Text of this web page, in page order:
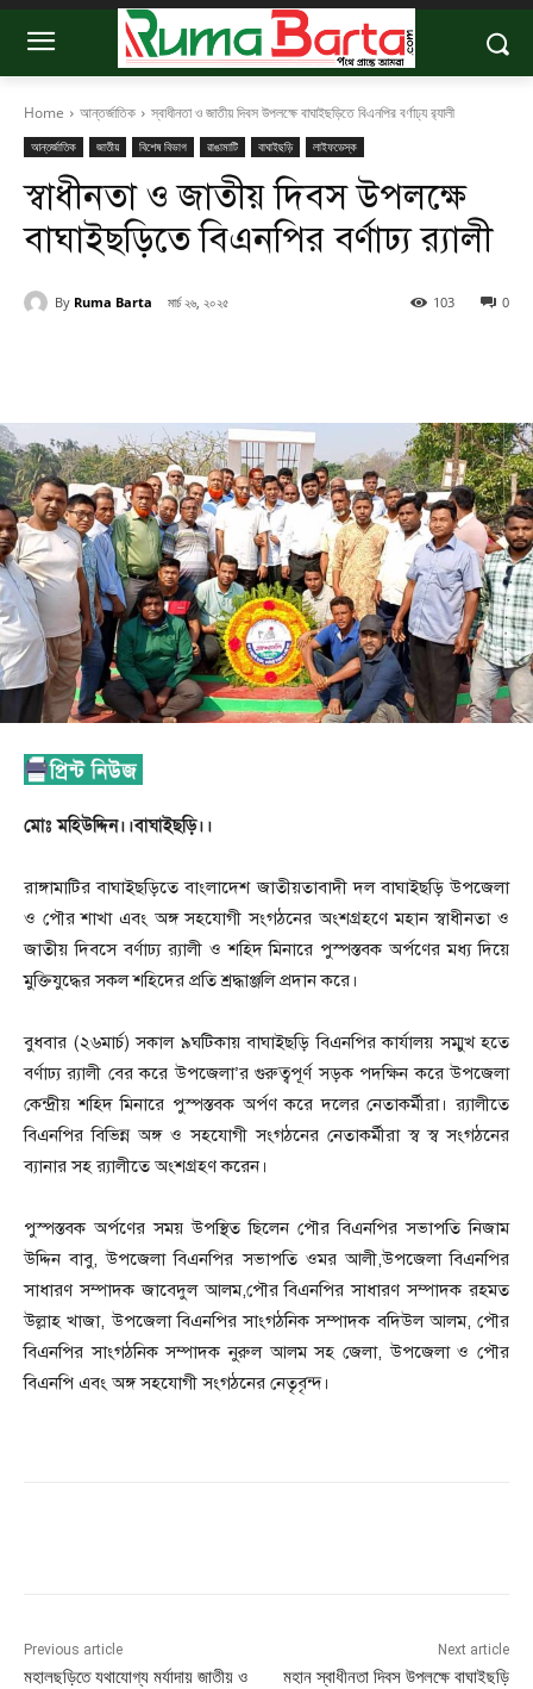
Home আন্তর্জাতিক স্বাধীনতা ও জাতীয় দিবস উপলক্ষে বাঘাইছড়িতে বিএনপির বর্ণাঢ্য র‍্যালী
আন্তর্জাতিক জাতীয় বিশেষ বিভাগ রাঙামাটি বাঘাইছড়ি লাইফডেস্ক
স্বাধীনতা ও জাতীয় দিবস উপলক্ষে
বাঘাইছড়িতে বিএনপির বর্ণাঢ্য র‍্যালী
By Ruma Barta মার্চ ২৬, ২০২৫ 0
103
মোঃ মহিউদ্দিন।।বাঘাইছড়ি।।
রাঙ্গামাটির বাঘাইছড়িতে বাংলাদেশ জাতীয়তাবাদী দল বাঘাইছড়ি উপজেলা
ও পৌর শাখা এবং অঙ্গ সহযোগী সংগঠনের অংশগ্রহণে মহান স্বাধীনতা ও
জাতীয় দিবসে বর্ণাঢ্য র‍্যালী ও শহিদ মিনারে পুস্পস্তবক অর্পণের মধ্য দিয়ে
মুক্তিযুদ্ধের সকল শহিদের প্রতি শ্রদ্ধাঞ্জলি প্রদান করে।
বুধবার (২৬মার্চ) সকাল ৯ঘটিকায় বাঘাইছড়ি বিএনপির কার্যালয় সম্মুখ হতে
বর্ণাঢ্য র‍্যালী বের করে উপজেলা’র গুরুত্বপূর্ণ সড়ক পদক্ষিন করে উপজেলা
কেন্দ্রীয় শহিদ মিনারে পুস্পস্তবক অর্পণ করে দলের নেতাকর্মীরা। র‍্যালীতে
বিএনপির বিভিন্ন অঙ্গ ও সহযোগী সংগঠনের নেতাকর্মীরা স্ব স্ব সংগঠনের
ব্যানার সহ র‍্যালীতে অংশগ্রহণ করেন।
পুস্পস্তবক অর্পণের সময় উপস্থিত ছিলেন পৌর বিএনপির সভাপতি নিজাম
উদ্দিন বাবু, উপজেলা বিএনপির সভাপতি ওমর আলী,উপজেলা বিএনপির
সাধারণ সম্পাদক জাবেদুল আলম,পৌর বিএনপির সাধারণ সম্পাদক রহমত
উল্লাহ খাজা, উপজেলা বিএনপির সাংগঠনিক সম্পাদক বদিউল আলম, পৌর
বিএনপির সাংগঠনিক সম্পাদক নুরুল আলম সহ জেলা, উপজেলা ও পৌর
বিএনপি এবং অঙ্গ সহযোগী সংগঠনের নেতৃবৃন্দ।
Previous article
মহালছড়িতে যথাযোগ্য মর্যাদায় জাতীয় ও
Next article
মহান স্বাধীনতা দিবস উপলক্ষে বাঘাইছড়ি